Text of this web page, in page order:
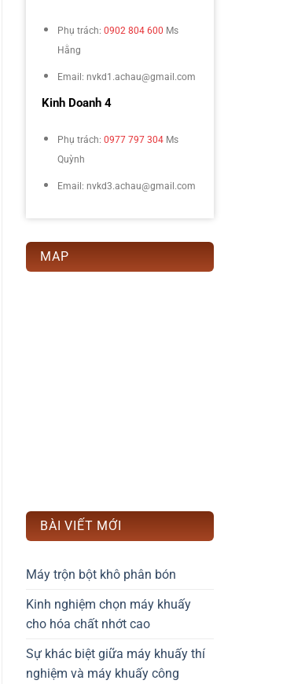
Phụ trách: 0902 804 600 Ms
Hằng
Email: nvkd1.achau@gmail.com
Kinh Doanh 4
Phụ trách: 0977 797 304 Ms
Quỳnh
Email: nvkd3.achau@gmail.com
MAP
BÀI VIẾT MỚI
Máy trộn bột khô phân bón
Kinh nghiệm chọn máy khuấy
cho hóa chất nhớt cao
Sự khác biệt giữa máy khuấy thí
nghiệm và máy khuấy công